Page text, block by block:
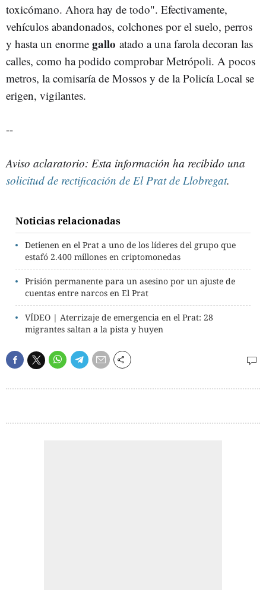
toxicómano. Ahora hay de todo". Efectivamente,
vehículos abandonados, colchones por el suelo, perros
y hasta un enorme gallo atado a una farola decoran las
calles, como ha podido comprobar Metrópoli. A pocos
metros, la comisaría de Mossos y de la Policía Local se
erigen, vigilantes.
--
Aviso aclaratorio: Esta información ha recibido una
solicitud de rectificación de El Prat de Llobregat.
Noticias relacionadas
Detienen en el Prat a uno de los líderes del grupo que
estafó 2.400 millones en criptomonedas
Prisión permanente para un asesino por un ajuste de
cuentas entre narcos en El Prat
VÍDEO | Aterrizaje de emergencia en el Prat: 28
migrantes saltan a la pista y huyen